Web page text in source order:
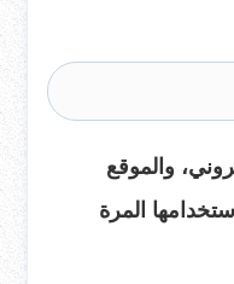
والموقع
المرة